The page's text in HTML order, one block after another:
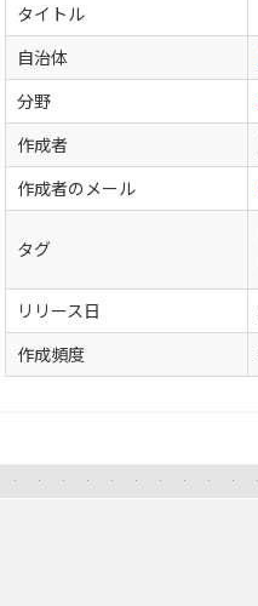
タイトル
自治体
分野
作成者
作成者のメール
タグ
リリース日
作成頻度